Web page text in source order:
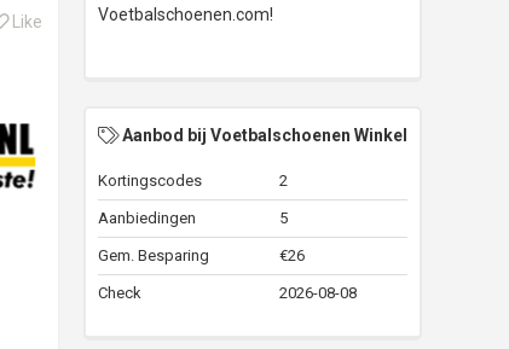
Like
Voetbalschoenen.com!
Aanbod bij Voetbalschoenen Winkel
Kortingscodes 2
Aanbiedingen 5
Gem. Besparing €26
Check 2026-08-08